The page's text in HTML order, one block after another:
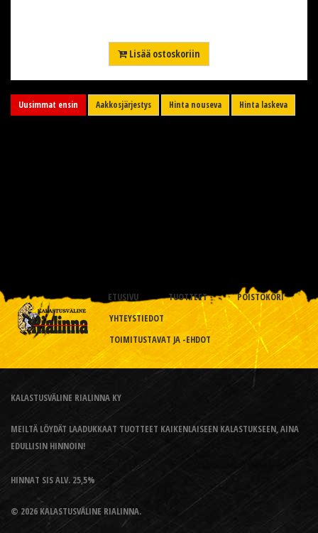
Lisää ostoskoriin
Uusimmat ensin Aakkosjärjestys Hinta nouseva Hinta laskeva
ETUSIVU TUOTTEET
POISTOKORI
YHTEYSTIEDOT
TOIMITUSTAVAT JA -EHDOT
KALASTUSVÄLINE RIALINNA KY
MEILTÄ LÖYDÄT LAADUKKAAT TUOTTEET KAIKENLAISEEN KALASTUKSEEN, AINA
EDULLISIN HINNOIN!
HINNAT SIS ALV. 25,5%
© 2026 KALASTUSVÄLINE RIALINNA.